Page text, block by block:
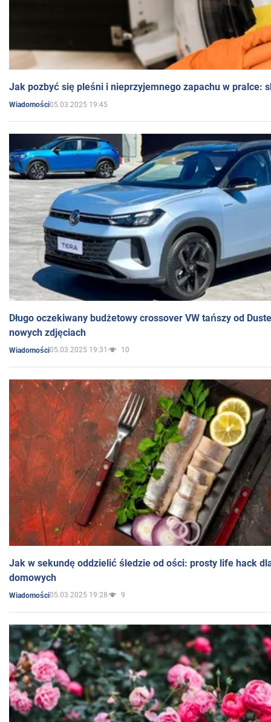
Jak pozbyć się pleśni i nieprzyjemnego zapachu w pralce:
Wiadomości05.03.2025 19:45
Długo oczekiwany budżetowy crossover VW tańszy od
nowych zdjęciach
Wiadomości05.03.2025 19:31 10
Jak w sekundę oddzielić śledzie od ości: prosty life hack
domowych
Wiadomości05.03.2025 19:28 9